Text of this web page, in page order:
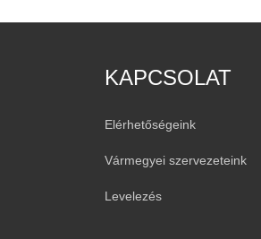
KAPCSOLAT
Elérhetőségeink
Vármegyei szervezeteink
Levelezés